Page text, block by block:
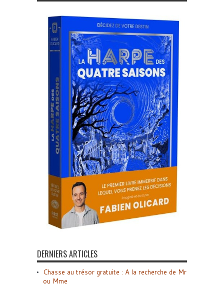
DERNIERS ARTICLES
Chasse au trésor gratuite : A la recherche de Mr
ou Mme